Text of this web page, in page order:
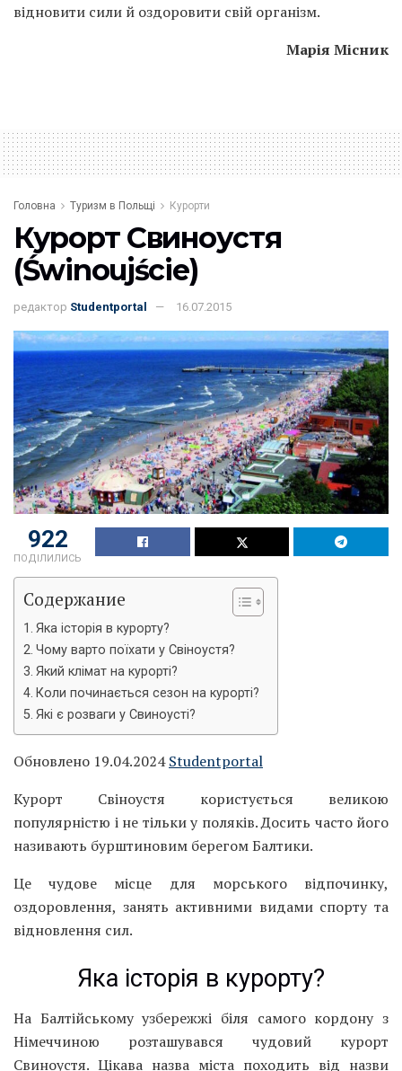
відновити сили й оздоровити свій організм.
Марія Місник
Головна Туризм в Польщі Курорти
Курорт Свиноустя
(Świnoujście)
редактор Studentportal 16.07.2015
922
ПОДІЛИЛИСЬ
Содержание
Яка історія в курорту?
Чому варто поїхати у Свіноустя?
Який клімат на курорті?
Коли починається сезон на курорті?
Які є розваги у Свиноусті?
Обновлено 19.04.2024Studentportal
Курорт Свіноустя користується великою
популярністю і не тільки у поляків. Досить часто його
називають бурштиновим берегом Балтики.
Це чудове місце для морського відпочинку,
оздоровлення, занять активними видами спорту та
відновлення сил.
Яка історія в курорту?
На Балтійському узбережжі біля самого кордону з
Німеччиною розташувався чудовий курорт
Свиноустя. Цікава назва міста походить від назви